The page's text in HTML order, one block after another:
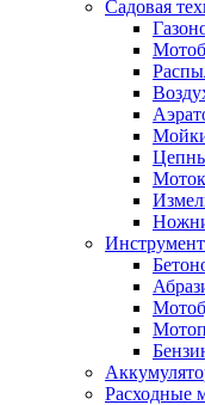
Садовая
Расходные